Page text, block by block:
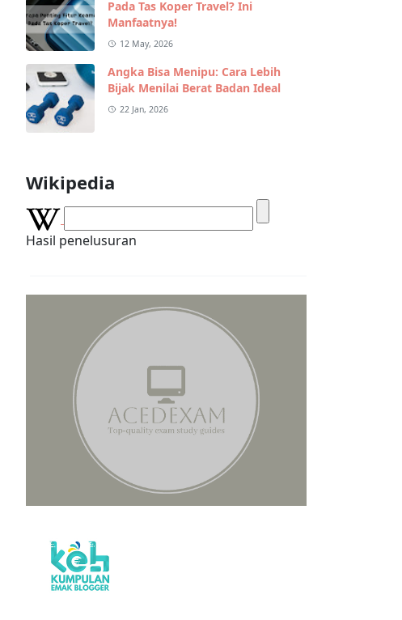
Pada Tas Koper Travel? Ini
Manfaatnya!
12 May, 2026
Angka Bisa Menipu: Cara Lebih
Bijak Menilai Berat Badan Ideal
22 Jan, 2026
Wikipedia
Hasil penelusuran